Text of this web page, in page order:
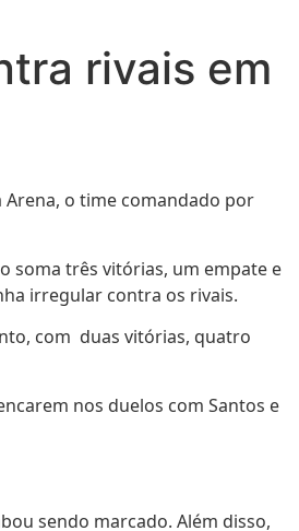
rivais em
Arena, o time comandado por
soma três vitórias, um empate e
irregular contra os rivais.
com duas vitórias, quatro
nos duelos com Santos e
sendo marcado. Além disso,